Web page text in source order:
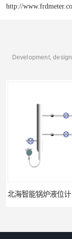
http://
Development,